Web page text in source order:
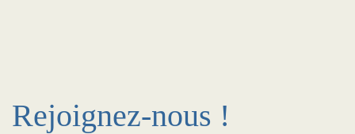
Rejoignez-nous !